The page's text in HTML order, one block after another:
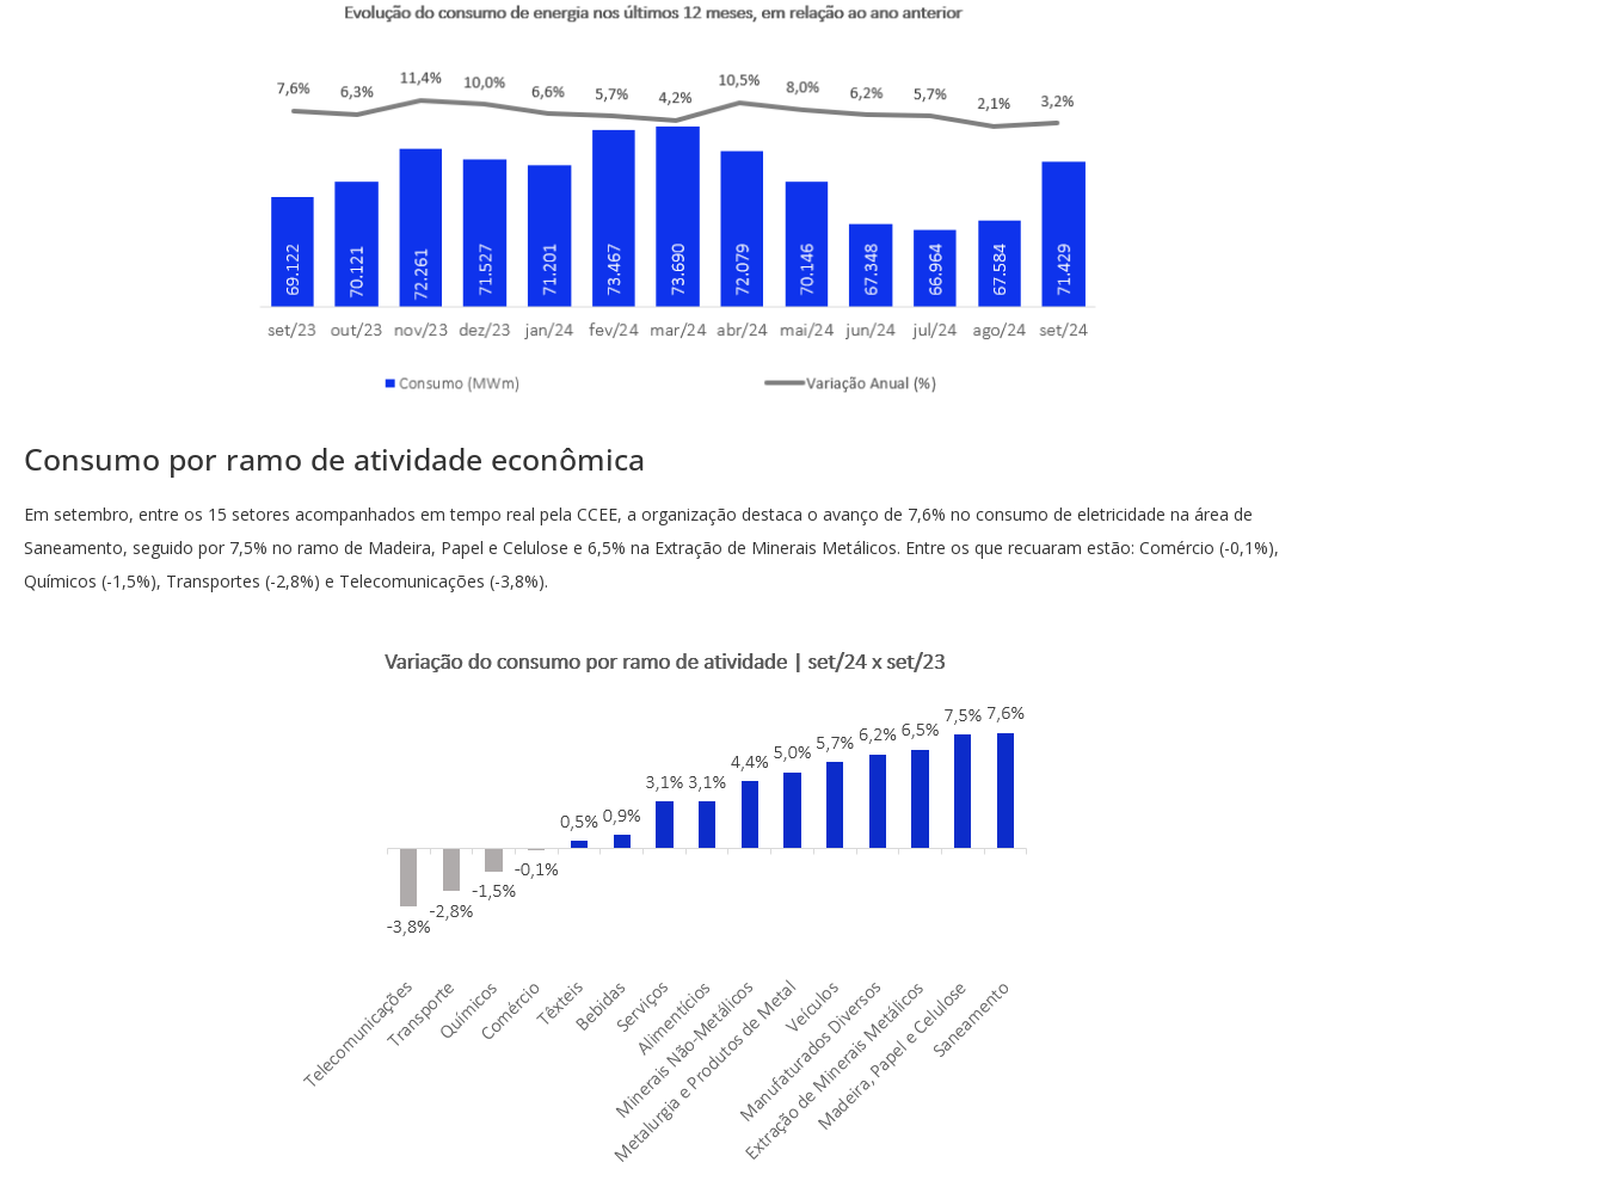
Consumo por ramo de atividade econômica
Em setembro, entre os 15 setores acompanhados em tempo real pela CCEE, a organização destaca o avanço de 7,6% no consumo de eletricidade na área de
Saneamento, seguido por 7,5% no ramo de Madeira, Papel e Celulose e 6,5% na Extração de Minerais Metálicos. Entre os que recuaram estão: Comércio (-0,1%),
Químicos (-1,5%), Transportes (-2,8%) e Telecomunicações (-3,8%).